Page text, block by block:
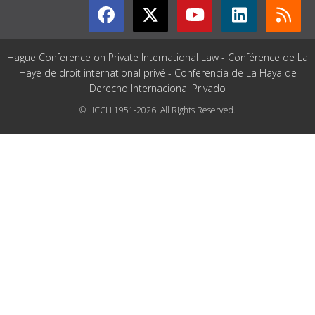
Hague Conference on Private International Law - Conférence de La
Haye de droit international privé - Conferencia de La Haya de
Derecho Internacional Privado
© HCCH 1951-2026. All Rights Reserved.